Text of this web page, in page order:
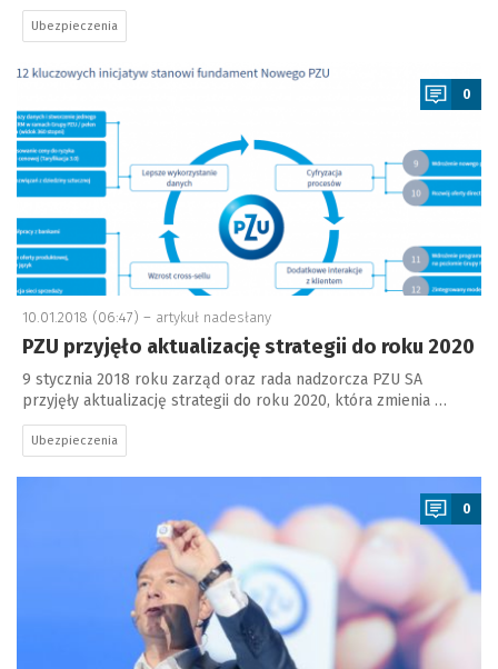
Ubezpieczenia
0
10.01.2018 (06:47) – artykuł nadesłany
PZU przyjęło aktualizację strategii do roku 2020
9 stycznia 2018 roku zarząd oraz rada nadzorcza PZU SA
przyjęły aktualizację strategii do roku 2020, która zmienia …
Ubezpieczenia
a
0